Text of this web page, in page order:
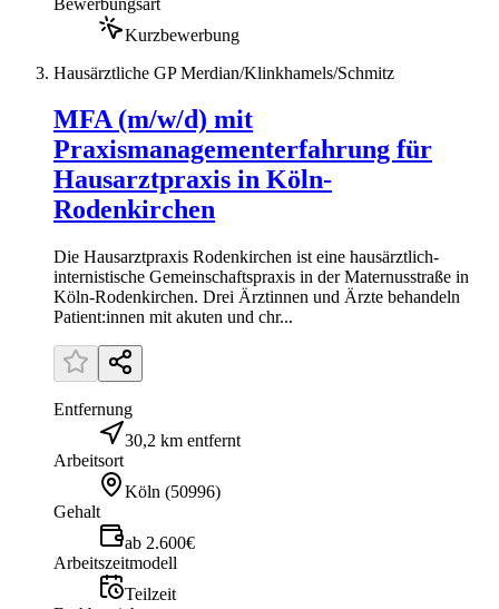
Kurzbewerbung
Hausärztliche GP Merdian/Klinkhamels/Schmitz
MFA (m/w/d) mit
Praxismanagementerfahrung für
Hausarztpraxis in Köln-
Rodenkirchen
Die Hausarztpraxis Rodenkirchen ist eine hausärztlich-
internistische Gemeinschaftspraxis in der Maternusstraße in
Köln-Rodenkirchen. Drei Ärztinnen und Ärzte behandeln
Patient:innen mit akuten und chr...
Entfernung
30,2 km entfernt
Arbeitsort
Köln (50996)
Gehalt
ab 2.600€
Arbeitszeitmodell
Teilzeit